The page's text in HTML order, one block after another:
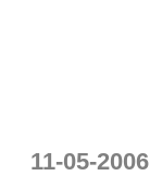
11-05-2006